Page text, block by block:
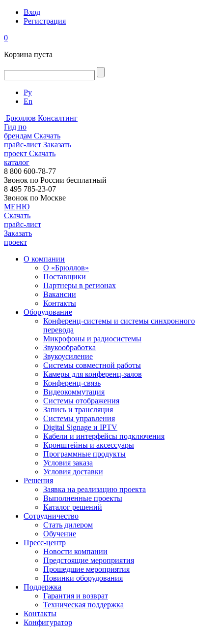
Вход
Регистрация
0
Корзина пуста
Ру
En
Брюллов Консалтинг
Гид по
брендам Скачать
прайс-лист Заказать
проект Скачать
каталог
8 800 600-78-77
Звонок по России бесплатный
8 495 785-23-07
Звонок по Москве
МЕНЮ
Скачать
прайс-лист
Заказать
проект
О компании
О «Брюллов»
Поставщики
Партнеры в регионах
Вакансии
Контакты
Оборудование
Конференц-системы и системы синхронного
перевода
Микрофоны и радиосистемы
Звукообработка
Звукоусиление
Системы совместной работы
Камеры для конференц-залов
Конференц-связь
Видеокоммутация
Системы отображения
Запись и трансляция
Системы управления
Digital Signage и IPTV
Кабели и интерфейсы подключения
Кронштейны и аксессуары
Программные продукты
Условия заказа
Условия доставки
Решения
Заявка на реализацию проекта
Выполненные проекты
Каталог решений
Сотрудничество
Стать дилером
Обучение
Пресс-центр
Новости компании
Предстоящие мероприятия
Прошедшие мероприятия
Новинки оборудования
Поддержка
Гарантия и возврат
Техническая поддержка
Контакты
Конфигуратор